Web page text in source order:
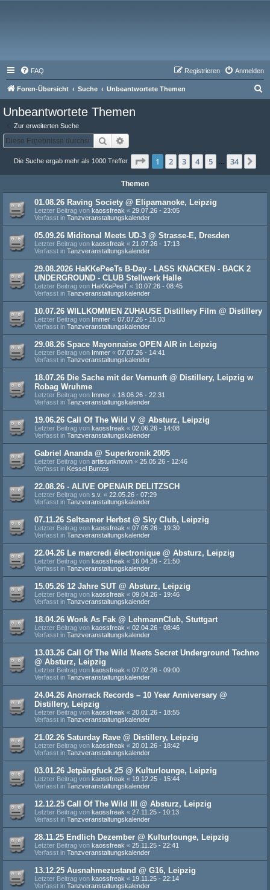
FAQ Anmelden
Registrieren
Foren-Übersicht Suche Unbeantwortete Themen
Unbeantwortete Themen
Zur erweiterten Suche
Suche
Die Suche ergab mehr als 1000 Treffer Seite 1von 34
1 2 3 4 5 34
Themen
01.08.26 Raving Society @ Elipamanoke, Leipzig
Letzter Beitrag von kaossfreak « 29.07.26 - 23:05
Verfasst in Tanzveranstaltungskalender
05.09.26 Miditonal Meets UD-3 @ Strasse-E, Dresden
Letzter Beitrag von kaossfreak « 21.07.26 - 17:13
Verfasst in Tanzveranstaltungskalender
29.08.2026 HaKKePeeTs B-Day - LASS KNACKEN - BACK 2
UNDERGROUND - CLUB Stellwerk Halle
Letzter Beitrag von HaKKePeeT « 10.07.26 - 08:45
Verfasst in Tanzveranstaltungskalender
10.07.26 WILLKOMMEN ZUHAUSE Distillery Film @ Distillery
Letzter Beitrag von Immer « 07.07.26 - 15:03
Verfasst in Tanzveranstaltungskalender
29.08.26 Space Mayonnaise OPEN AIR in Leipzig
Letzter Beitrag von Immer « 07.07.26 - 14:41
Verfasst in Tanzveranstaltungskalender
18.07.26 Die Sache mit der Vernunft @ Distillery, Leipzig w
Robag Wruhme
Letzter Beitrag von Immer « 18.06.26 - 22:31
Verfasst in Tanzveranstaltungskalender
19.06.26 Call Of The Wild V @ Absturz, Leipzig
Letzter Beitrag von kaossfreak « 02.06.26 - 14:08
Verfasst in Tanzveranstaltungskalender
Gabriel Ananda @ Superkronik 2005
Letzter Beitrag von artistunknown « 25.05.26 - 12:46
Verfasst in Kessel Buntes
22.08.26 - ALIVE OPENAIR DELITZSCH
Letzter Beitrag von s.v. « 22.05.26 - 07:29
Verfasst in Tanzveranstaltungskalender
07.11.26 Seltsamer Herbst @ Sky Club, Leipzig
Letzter Beitrag von kaossfreak « 07.05.26 - 19:30
Verfasst in Tanzveranstaltungskalender
22.04.26 Le marcredi électronique @ Absturz, Leipzig
Letzter Beitrag von kaossfreak « 16.04.26 - 21:50
Verfasst in Tanzveranstaltungskalender
15.05.26 12 Jahre SUT @ Absturz, Leipzig
Letzter Beitrag von kaossfreak « 09.04.26 - 19:46
Verfasst in Tanzveranstaltungskalender
18.04.26 Wonk As Fak @ LehmannClub, Stuttgart
Letzter Beitrag von kaossfreak « 02.04.26 - 08:46
Verfasst in Tanzveranstaltungskalender
13.03.26 Call Of The Wild Meets Secret Underground Techno
@ Absturz, Leipzig
Letzter Beitrag von kaossfreak « 07.02.26 - 09:00
Verfasst in Tanzveranstaltungskalender
24.04.26 Anorrack Records – 10 Year Anniversary @
Distillery, Leipzig
Letzter Beitrag von kaossfreak « 20.01.26 - 18:55
Verfasst in Tanzveranstaltungskalender
21.02.26 Saturday Rave @ Distillery, Leipzig
Letzter Beitrag von kaossfreak « 20.01.26 - 18:42
Verfasst in Tanzveranstaltungskalender
03.01.26 Jetpängfuck 25 @ Kulturlounge, Leipzig
Letzter Beitrag von kaossfreak « 19.12.25 - 15:44
Verfasst in Tanzveranstaltungskalender
12.12.25 Call Of The Wild III @ Absturz, Leipzig
Letzter Beitrag von kaossfreak « 27.11.25 - 10:13
Verfasst in Tanzveranstaltungskalender
28.11.25 Endlich Dezember @ Kulturlounge, Leipzig
Letzter Beitrag von kaossfreak « 25.11.25 - 22:41
Verfasst in Tanzveranstaltungskalender
13.12.25 Ausnahmezustand @ G16, Leipzig
Letzter Beitrag von kaossfreak « 19.11.25 - 22:14
Verfasst in Tanzveranstaltungskalender